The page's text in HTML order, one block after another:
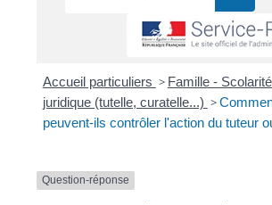
Accueil particuliers > Famille - Scolarité
juridique (tutelle, curatelle...) >
peuvent-ils contrôler l'action du tuteur
Question-réponse